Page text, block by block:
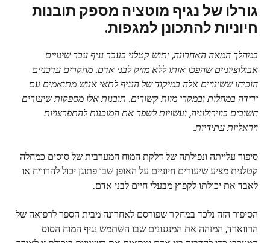
גורלו של נגיף מוטציה מספק תובנות
חיוניות להתכונן למגפות.
במהלך המאה האחרונה, יתוש קטלני בעבר נגיףעבר שינויים
אבולוציוניים שהפכו אותו ללא מזיק לבני אדם. מחקרים עדכניים
הוכיחו ששינויים אלה במיקוד של הנגיף לתאי אנוש מתואמים עם
ירידה במחלות ובמקרי מוות קשורים. תובנות אלו מספקות שיעורים
חשובים בווירולוגיה, ועשויות לשפר את המוכנות להתפרצויות
ויראליות עתידיות.
סיפור עלייתה ונפילתה של דלקת המוח המערבית של סוסים כמחלה
קטלנית מציע שיעורים חיוניים על האופן שבו פתוגן יכול להרוויח או
לאבד את יכולתו לקפוץ מבעלי חיים לבני אדם.
הסיפור הזה נלכד במחקר שפורסם לאחרונה מבית הספר לרפואה של
הרווארד, המזהה את המנגנונים שבו השתמש נגיף המוח הסוס